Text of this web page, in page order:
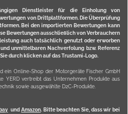
Dienstleister für die Einholung von
von Drittplattformen. Die Überprüfung
Bei den importierten Bewertungen kann
Bewertungen ausschließlich von Verbrauchern
auch tatsächlich genutzt oder erworben
unmittelbaren Nachverfolung bzw. Referenz
durch klicken auf das Trustami-Logo.
ein Online-Shop der Motorgeräte Fischer GmbH
YERD vertreibt das Unternehmen Produkte aus
sowie ausgewählte D2C-Produkte.
und Amazon. Bitte beachten Sie, dass wir bei